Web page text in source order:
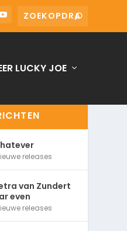
LUCKY JOE
releases
van Zundert
even
releases